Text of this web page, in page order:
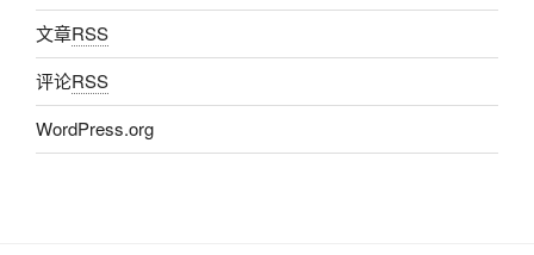
文章RSS
评论RSS
WordPress.org